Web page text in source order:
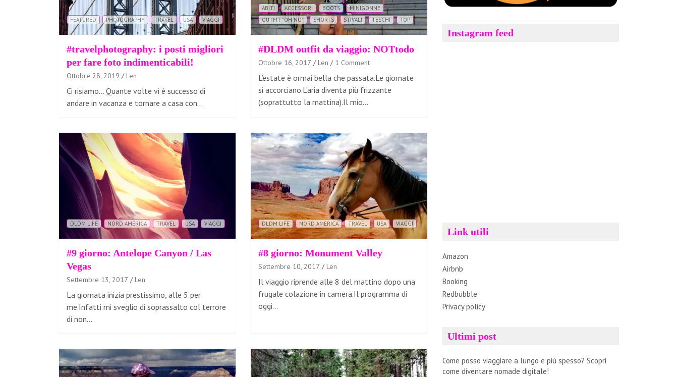
FEATURED PHOTOGRAPHY TRAVEL USA VIAGGI
#travelphotography: i posti migliori
per fare foto indimenticabili!
Ottobre 28, 2019 Len
Ci risiamo… Quante volte vi è successo di
andare in vacanza e tornare a casa con…
ABITI ACCESSORI BOOTS
MINIGONNE
OUTFIT "OH NO"
SHORTS STIVALI TESCHI TOP
#DLDM outfit da viaggio: NOTtodo
Ottobre 16, 2017 Len 1 Comment
L’estate è ormai bella che passata.Le giornate
si accorciano.L’aria diventa più frizzante
(soprattutto la mattina).Il mio…
DLDM LIFE NORD AMERICA TRAVEL USA VIAGGI
#9 giorno: Antelope Canyon / Las
Vegas
Settembre 13, 2017 Len
La giornata inizia prestissimo, alle 5 per
me.Infatti mi sveglio di soprassalto col terrore
di non…
DLDM LIFE NORD AMERICA TRAVEL USA VIAGGI
#8 giorno: Monument Valley
Settembre 10, 2017 Len
Il viaggio riprende alle 8 del mattino dopo una
frugale colazione in camera.Il programma di
oggi…
Instagram feed
Link utili
Amazon
Airbnb
Booking
Redbubble
Privacy policy
Ultimi post
Come posso viaggiare a lungo e più spesso? Scopri
come diventare nomade digitale!